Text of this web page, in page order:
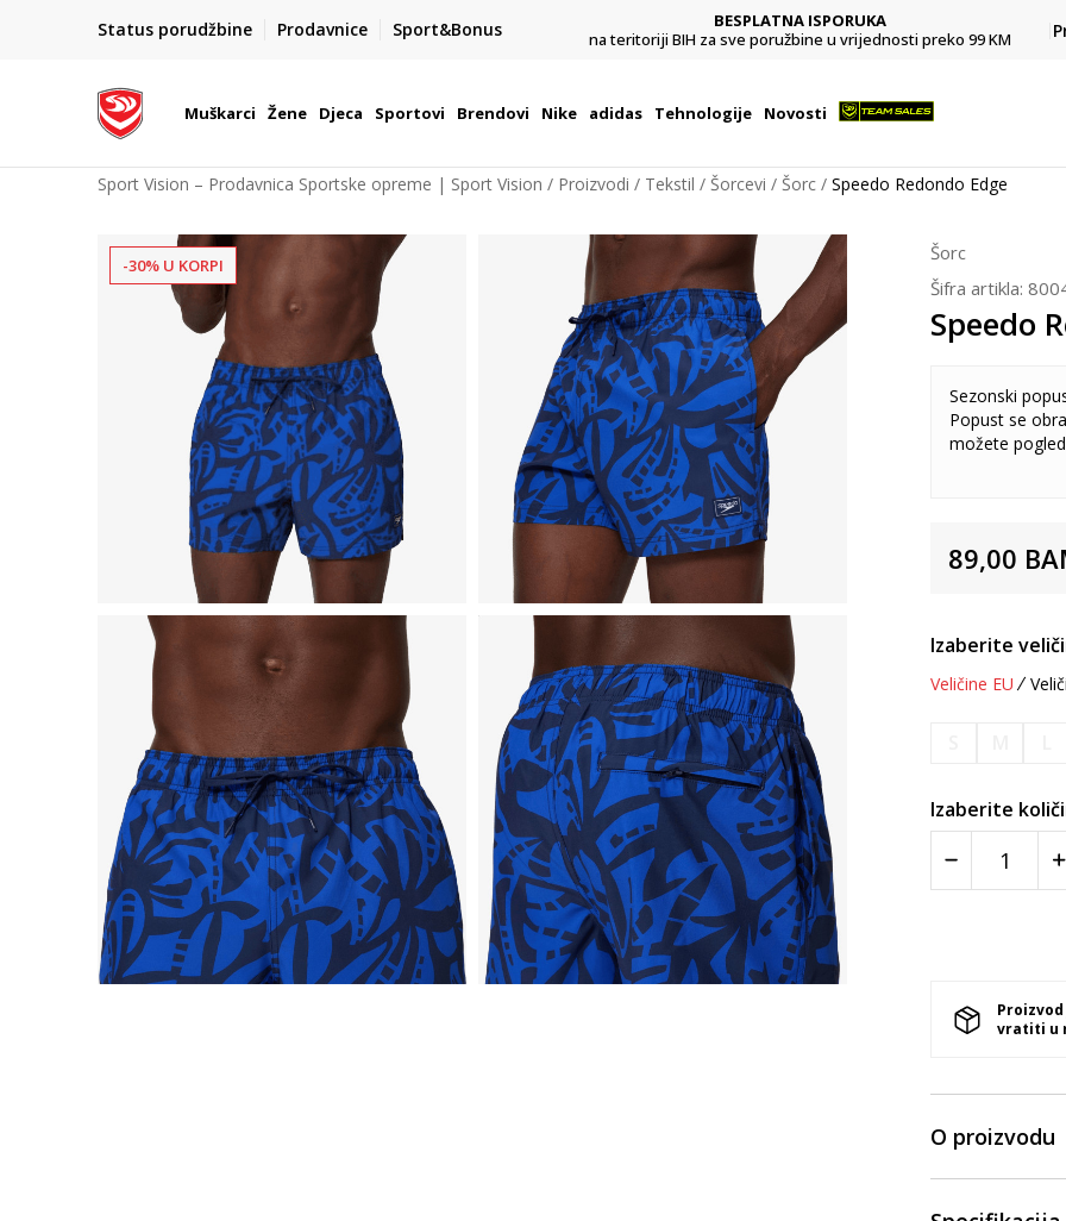
Status porudžbine Prodavnice Sport&Bonus
POZOVITE NAS NA : 055/490-400
Pon-Pet od 9h - 16h
BESPLATNA ISPORUKA
na teritoriji BIH za sve poružbine u vrijednosti preko 99 KM
Muškarci Žene Djeca Sportovi Brendovi Nike adidas Tehnologije Novosti
Sport Vision – Prodavnica Sportske opreme | Sport Vision Proizvodi Tekstil Šorcevi Šorc Speedo Redondo Edge
-30% U KORPI
Šorc
Šifra artikla:
Speedo
Sezonski
Popust se
možete
89,00
Izaberite
Veličine EU
Izaberite
vratiti u
O proizvodu